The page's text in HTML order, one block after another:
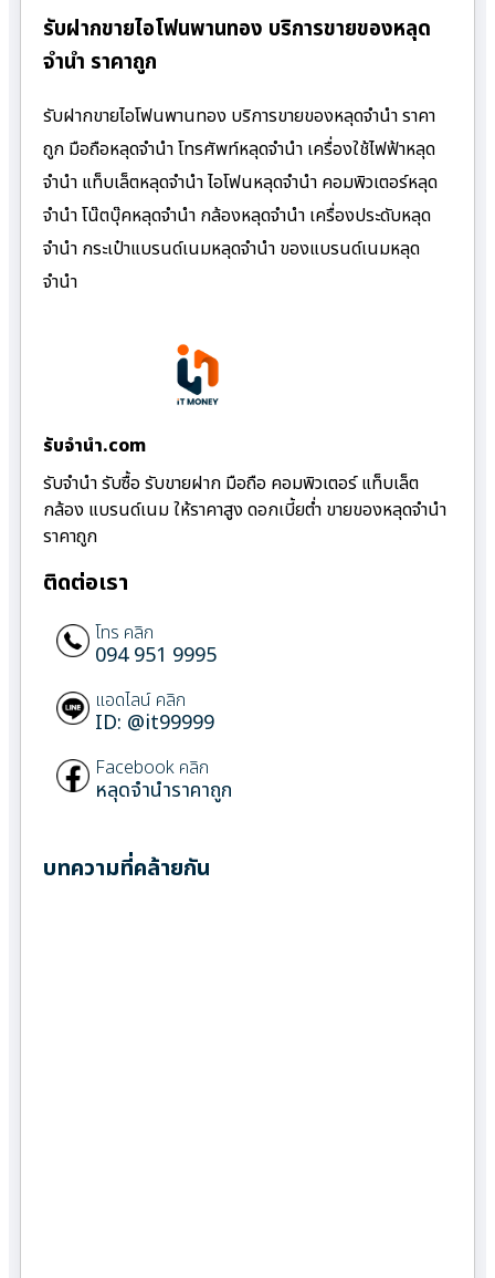
รับฝากขายไอโฟนพานทอง บริการขายของหลุด
จำนำ ราคาถูก
รับฝากขายไอโฟนพานทอง บริการขายของหลุดจำนำ ราคา
ถูก มือถือหลุดจำนำ โทรศัพท์หลุดจำนำ เครื่องใช้ไฟฟ้าหลุด
จำนำ แท็บเล็ตหลุดจำนำ ไอโฟนหลุดจำนำ คอมพิวเตอร์หลุด
จำนำ โน๊ตบุ๊คหลุดจำนำ กล้องหลุดจำนำ เครื่องประดับหลุด
จำนำ กระเป๋าแบรนด์เนมหลุดจำนำ ของแบรนด์เนมหลุด
จำนำ
รับจํานํา.com
รับจำนำ รับซื้อ รับขายฝาก มือถือ คอมพิวเตอร์ แท็บเล็ต
กล้อง แบรนด์เนม ให้ราคาสูง ดอกเบี้ยต่ำ ขายของหลุดจำนำ
ราคาถูก
ติดต่อเรา
โทร คลิก
094 951 9995
แอดไลน์ คลิก
ID: @it99999
Facebook คลิก
หลุดจำนำราคาถูก
บทความที่คล้ายกัน